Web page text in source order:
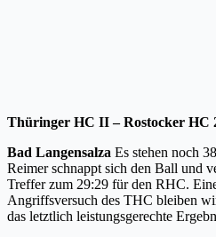
Thüringer HC II – Rostocker HC
Bad Langensalza Es stehen noch
Reimer schnappt sich den Ball und
Treffer zum 29:29 für den RHC.
Angriffsversuch des THC bleiben
das letztlich leistungsgerechte